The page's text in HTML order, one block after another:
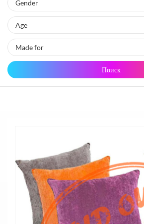
Поиск